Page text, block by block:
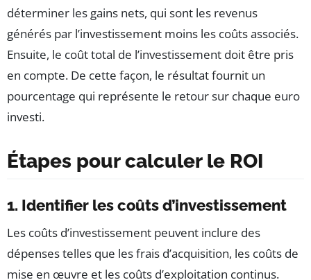
déterminer les gains nets, qui sont les revenus
générés par l’investissement moins les coûts associés.
Ensuite, le coût total de l’investissement doit être pris
en compte. De cette façon, le résultat fournit un
pourcentage qui représente le retour sur chaque euro
investi.
Étapes pour calculer le ROI
1. Identifier les coûts d’investissement
Les coûts d’investissement peuvent inclure des
dépenses telles que les frais d’acquisition, les coûts de
mise en œuvre et les coûts d’exploitation continus.